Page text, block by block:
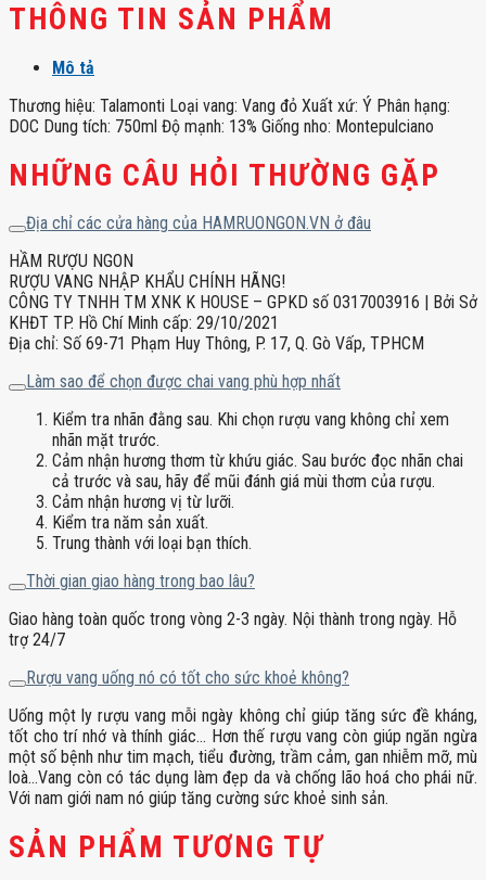
THÔNG TIN SẢN PHẨM
Mô tả
Thương hiệu: Talamonti Loại vang: Vang đỏ Xuất xứ: Ý Phân hạng:
DOC Dung tích: 750ml Độ mạnh: 13% Giống nho: Montepulciano
NHỮNG CÂU HỎI THƯỜNG GẶP
Địa chỉ các cửa hàng của HAMRUONGON.VN ở đâu
HẦM RƯỢU NGON
RƯỢU VANG NHẬP KHẨU CHÍNH HÃNG!
CÔNG TY TNHH TM XNK K HOUSE – GPKD số 0317003916 | Bởi Sở
KHĐT TP. Hồ Chí Minh cấp: 29/10/2021
Địa chỉ: Số 69-71 Phạm Huy Thông, P. 17, Q. Gò Vấp, TPHCM
Làm sao để chọn được chai vang phù hợp nhất
Kiểm tra nhãn đằng sau. Khi chọn rượu vang không chỉ xem
nhãn mặt trước.
Cảm nhận hương thơm từ khứu giác. Sau bước đọc nhãn chai
cả trước và sau, hãy để mũi đánh giá mùi thơm của rượu.
Cảm nhận hương vị từ lưỡi.
Kiểm tra năm sản xuất.
Trung thành với loại bạn thích.
Thời gian giao hàng trong bao lâu?
Giao hàng toàn quốc trong vòng 2-3 ngày. Nội thành trong ngày. Hỗ
trợ 24/7
Rượu vang uống nó có tốt cho sức khoẻ không?
Uống một ly rượu vang mỗi ngày không chỉ giúp tăng sức đề kháng,
tốt cho trí nhớ và thính giác… Hơn thế rượu vang còn giúp ngăn ngừa
một số bệnh như tim mạch, tiểu đường, trầm cảm, gan nhiễm mỡ, mù
loà…Vang còn có tác dụng làm đẹp da và chống lão hoá cho phái nữ.
Với nam giới nam nó giúp tăng cường sức khoẻ sinh sản.
SẢN PHẨM TƯƠNG TỰ